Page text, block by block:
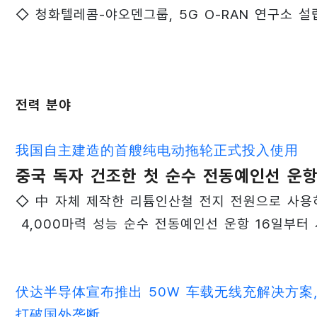
◇ 청화텔레콤-야오덴그룹, 5G O-RAN 연구소 설
전력 분야
我国自主建造的首艘纯电动拖轮正式投入使用
중국 독자 건조한 첫 순수 전동예인선 운
◇ 中 자체 제작한 리튬인산철 전지 전원으로 사용
4,000마력 성능 순수 전동예인선 운항 16일부터
伏达半导体宣布推出 50W 车载无线充解决方案